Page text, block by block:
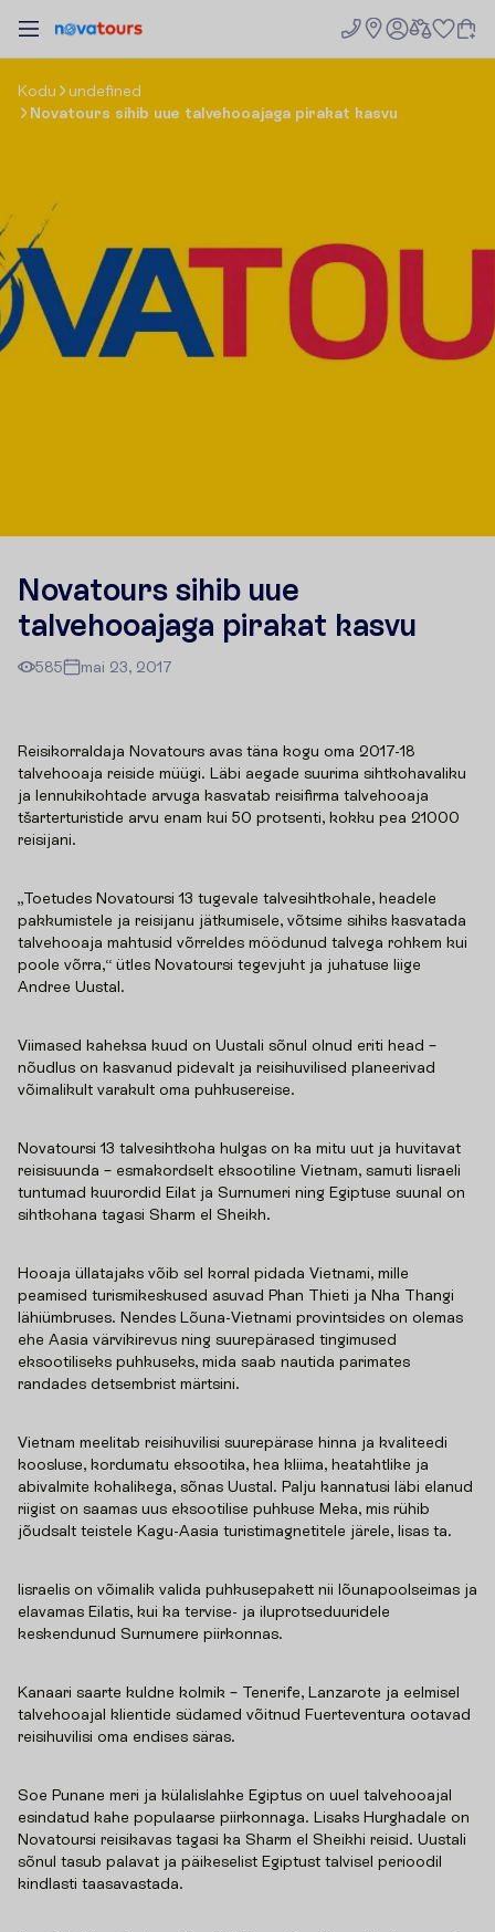
Kodu
undefined
Novatours sihib uue talvehooajaga pirakat kasvu
Novatours sihib uue
talvehooajaga pirakat kasvu
585 mai 23, 2017
Reisikorraldaja Novatours avas täna kogu oma 2017-18
talvehooaja reiside müügi. Läbi aegade suurima sihtkohavaliku
ja lennukikohtade arvuga kasvatab reisifirma talvehooaja
tšarterturistide arvu enam kui 50 protsenti, kokku pea 21000
reisijani.
„Toetudes Novatoursi 13 tugevale talvesihtkohale, headele
pakkumistele ja reisijanu jätkumisele, võtsime sihiks kasvatada
talvehooaja mahtusid võrreldes möödunud talvega rohkem kui
poole võrra,“ ütles Novatoursi tegevjuht ja juhatuse liige
Andree Uustal.
Viimased kaheksa kuud on Uustali sõnul olnud eriti head –
nõudlus on kasvanud pidevalt ja reisihuvilised planeerivad
võimalikult varakult oma puhkusereise.
Novatoursi 13 talvesihtkoha hulgas on ka mitu uut ja huvitavat
reisisuunda – esmakordselt eksootiline Vietnam, samuti Iisraeli
tuntumad kuurordid Eilat ja Surnumeri ning Egiptuse suunal on
sihtkohana tagasi Sharm el Sheikh.
Hooaja üllatajaks võib sel korral pidada Vietnami, mille
peamised turismikeskused asuvad Phan Thieti ja Nha Thangi
lähiümbruses. Nendes Lõuna-Vietnami provintsides on olemas
ehe Aasia värvikirevus ning suurepärased tingimused
eksootiliseks puhkuseks, mida saab nautida parimates
randades detsembrist märtsini.
Vietnam meelitab reisihuvilisi suurepärase hinna ja kvaliteedi
koosluse, kordumatu eksootika, hea kliima, heatahtlike ja
abivalmite kohalikega, sõnas Uustal. Palju kannatusi läbi elanud
riigist on saamas uus eksootilise puhkuse Meka, mis rühib
jõudsalt teistele Kagu-Aasia turistimagnetitele järele, lisas ta.
Iisraelis on võimalik valida puhkusepakett nii lõunapoolseimas ja
elavamas Eilatis, kui ka tervise- ja iluprotseduuridele
keskendunud Surnumere piirkonnas.
Kanaari saarte kuldne kolmik – Tenerife, Lanzarote ja eelmisel
talvehooajal klientide südamed võitnud Fuerteventura ootavad
reisihuvilisi oma endises säras.
Soe Punane meri ja külalislahke Egiptus on uuel talvehooajal
esindatud kahe populaarse piirkonnaga. Lisaks Hurghadale on
Novatoursi reisikavas tagasi ka Sharm el Sheikhi reisid. Uustali
sõnul tasub palavat ja päikeselist Egiptust talvisel perioodil
kindlasti taasavastada.